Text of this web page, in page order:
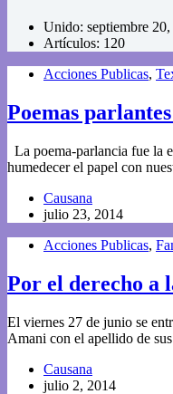
Unido: septiembre
Artículos: 120
Acciones Publicas,
Poemas
La poema-parlancia fue la
humedecer el papel con
Causana
julio 23, 2014
Acciones Publicas,
Por el derecho a
El viernes 27 de junio se
Amani con el apellido de
Causana
julio 2, 2014